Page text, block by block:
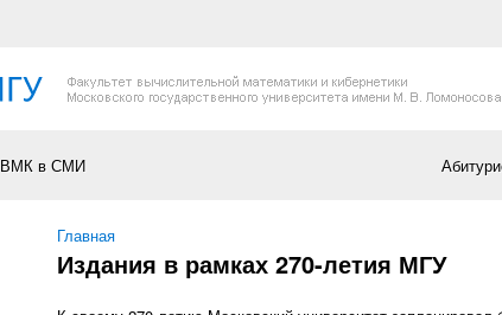
ВМК в СМИ
Вы здесь
Главная
Издания в рамках 270-летия МГУ